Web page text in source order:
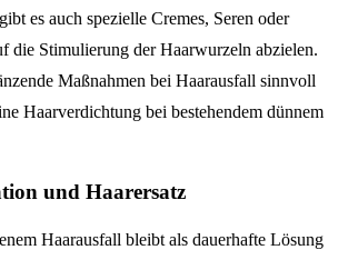
es auch spezielle Cremes, Seren oder
die Stimulierung der Haarwurzeln abzielen.
Maßnahmen bei Haarausfall sinnvoll
Haarverdichtung bei bestehendem dünnem
und Haarersatz
Haarausfall bleibt als dauerhafte Lösung